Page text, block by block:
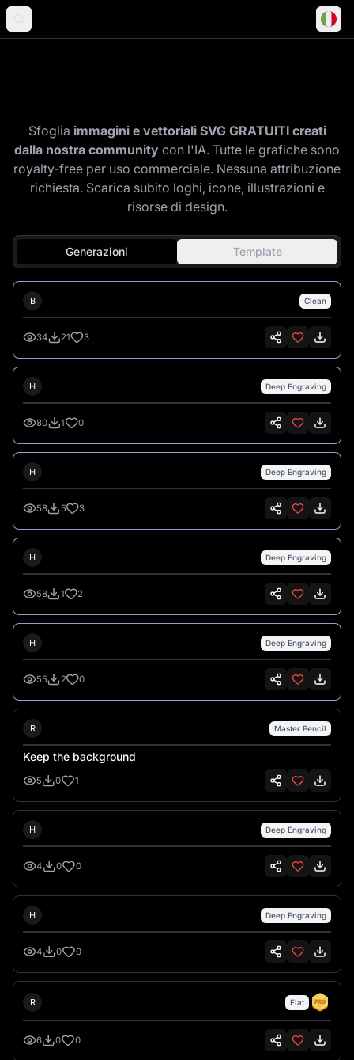
Sfoglia immagini e vettoriali SVG GRATUITI creati
dalla nostra community con l'IA. Tutte le grafiche sono
royalty-free per uso commerciale. Nessuna attribuzione
richiesta. Scarica subito loghi, icone, illustrazioni e
risorse di design.
Generazioni Template
B Clean
#
34 21 3
H Deep Engraving
#
80 1 0
H Deep Engraving
# 3
58 5 3
H Deep Engraving
# 4
58 1 2
H Deep Engraving
# 5
55 2 0
R Master Pencil
Keep the background
5 0 1
H Deep Engraving
4 0 0
H Deep Engraving
4 0 0
R Flat
6 0 0